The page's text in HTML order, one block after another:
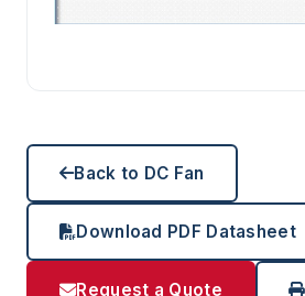
Back to DC Fan
Download PDF Datasheet
Request a Quote